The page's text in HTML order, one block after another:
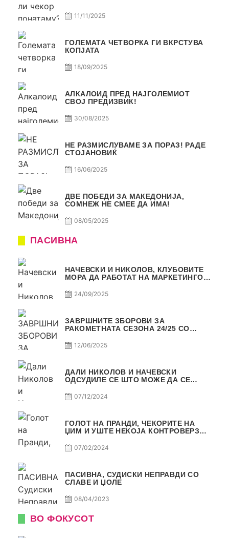
11/11/2025
ГОЛЕМАТА ЧЕТВОРКА ГИ ВКРСТУВА
КОПЈАТА
18/09/2025
АЛКАЛОИД ПРЕД НАЈГОЛЕМИОТ
СВОЈ ПРЕДИЗВИК!
30/08/2025
НЕ РАЗМИСЛУВАМЕ ЗА ПОРАЗ! РАДЕ
СТОЈАНОВИЌ
16/06/2025
ДВЕ ПОБЕДИ ЗА МАКЕДОНИЈА,
СОМНЕЖ НЕ СМЕЕ ДА ИМА!
08/05/2025
ПАСИВНА
НАЧЕВСКИ И НИКОЛОВ, КЛУБОВИТЕ
МОРА ДА РАБОТАТ НА МАРКЕТИНГОТ,
24/09/2025
ЗАВРШНИТЕ ЗБОРОВИ ЗА
РАКОМЕТНАТА СЕЗОНА 24/25 СО
12/06/2025
ДАЛИ НИКОЛОВ И НАЧЕВСКИ
ОДСУДИЛЕ СЕ ШТО МОЖЕ ДА СЕ
07/12/2024
ГОЛОТ НА ПРАНДИ, ЧЕКОРИТЕ НА
ЏИМ И УШТЕ НЕКОЈА КОНТРОВЕРЗА !
07/02/2024
ПАСИВНА, СУДИСКИ НЕПРАВДИ СО
СЛАВЕ И ЏОЛЕ
08/04/2023
ВО ФОКУСОТ